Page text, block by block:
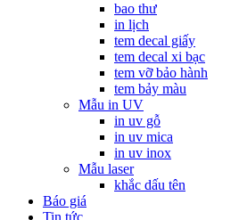
bao thư
in lịch
tem decal giấy
tem decal xi bạc
tem vỡ bảo hành
tem bảy màu
Mẫu in UV
in uv gỗ
in uv mica
in uv inox
Mẫu laser
khắc dấu tên
Báo giá
Tin tức